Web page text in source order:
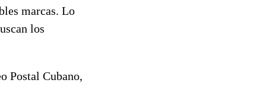
marcas. Lo
los
Postal Cubano,